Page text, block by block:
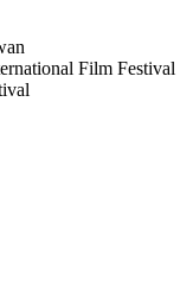
Film Festival